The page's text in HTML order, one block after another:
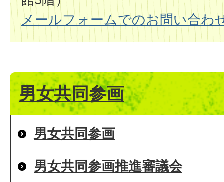
メールフォームでのお問い合わ
男女共同参画
男女共同参画
男女共同参画推進審議会